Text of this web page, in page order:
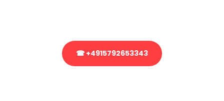
☎ +4915792653343